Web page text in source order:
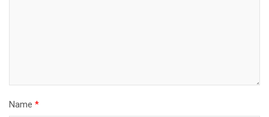
Name *